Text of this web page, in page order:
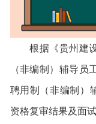
根据《贵州建设
（非编制）辅导员
聘用制（非编制）
资格复审结果及面